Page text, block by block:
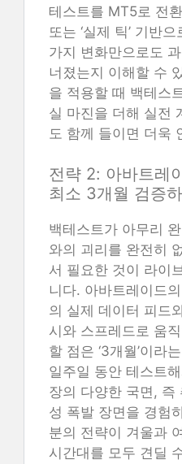
테스트를 MT5로 전
또는 ‘실제 틱’ 기반
가지 변화만으로도
너졌는지 이해할 수
을 적용할 때 백테스
실 마진을 더해 실전
도 함께 들이면 더욱
전략 2: 아바트레
최소 3개월 검증
백테스트가 아무리
와의 괴리를 완전히
서 필요한 것이 라이
니다. 아바트레이드
의 실제 데이터 피드
시와 스프레드로 움
할 점은 ‘3개월’이라
일주일 동안 테스트
장의 다양한 국면, 즉
성 폭발 장면을 경험
분의 전략이 겨울과
시간대를 모두 견딜